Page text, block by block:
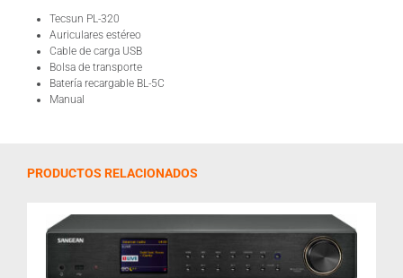
Tecsun PL-320
Auriculares estéreo
Cable de carga USB
Bolsa de transporte
Batería recargable BL-5C
Manual
PRODUCTOS RELACIONADOS